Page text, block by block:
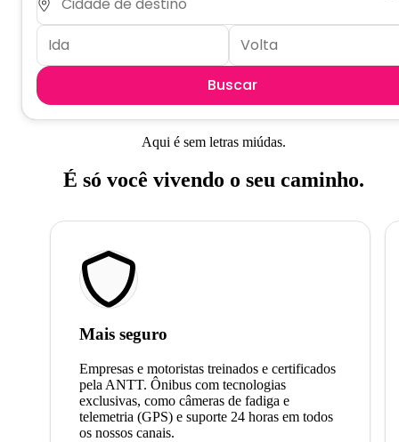
Buscar
Aqui é sem letras miúdas.
É só você vivendo o seu caminho.
Mais seguro
Empresas e motoristas treinados e certificados
pela ANTT. Ônibus com tecnologias
exclusivas, como câmeras de fadiga e
telemetria (GPS) e suporte 24 horas em todos
os nossos canais.